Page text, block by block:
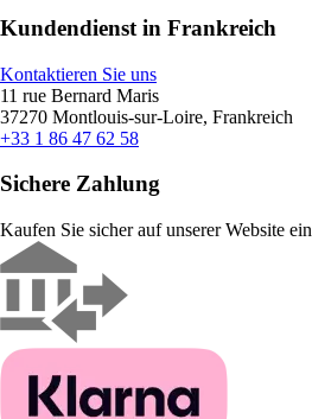
Kundendienst in Frankreich
Kontaktieren Sie uns
11 rue Bernard Maris
37270 Montlouis-sur-Loire, Frankreich
+33 1 86 47 62 58
Sichere Zahlung
Kaufen Sie sicher auf unserer Website ein